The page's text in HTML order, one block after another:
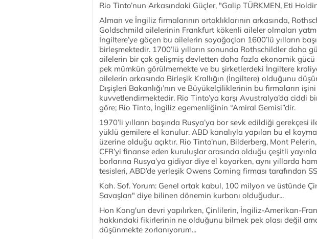
Rio Tinto’nun Arkasındaki Güçler, "Galip TÜRKMEN, Eti
Alman ve İngiliz firmalarının ortak­lıklarının arkasında,
Goldschmild ailelerinin Frankfurt kökenli aileler olmaları
İngiltere’ye göçen bu ailelerin soyağaçları 1600’lü yılların
birleşmekte­dir. 1700’lü yılların sonunda Rothschildler daha
ailelerin bir çok gelişmiş devletten daha fazla eko­nomik gücü
pek mümkün görülmemekte ve bu şirket­lerdeki İngiltere
ailelerin arkasında Birleşik Krallığın (İngiltere) olduğunu
Dışişleri Bakanlığı’nın ve Büyükelçiliklerinin bu firmaların
kuvvetlendir­mektedir. Rio Tinto’ya karşı Avustralya’da ciddi
göre; Rio Tinto, İngiliz egemenliğinin “Amiral Gemisi”dir.
1970’li yılların başında Rusya’ya bor sevk edildiği gerekçesi
yüklü gemilere el konulur. ABD kanalıyla yapılan bu el
üzerine olduğu açıktır. Rio Tinto’nun, Bilderberg, Mont
CFR’yi finanse eden kuruluşlar arasında olduğu çeşitli
borlarına Rusya’ya gidiyor diye el koyar­ken, aynı yıllarda
tesisleri, ABD’de yerleşik Owens Corning firması tarafından
Kah. Sof. Yorum: Genel ortak kabul, 100 milyon ve üstünde
Savaşları" diye bilinen dönemin kurbanı olduğudur...
Hon Kong'un devri yapılırken, Çinlilerin, İngiliz-Amerikan-
hakkındaki fikirlerinin ne olduğunu bilmek pek olası değil
düşünmekte zorlanıyorum...